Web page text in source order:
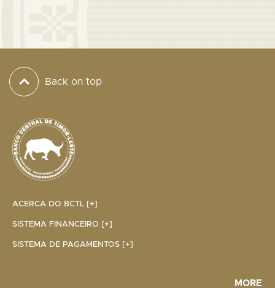
Back on top
ACERCA DO BCTL [+]
SISTEMA FINANCEIRO [+]
SISTEMA DE PAGAMENTOS [+]
MORE